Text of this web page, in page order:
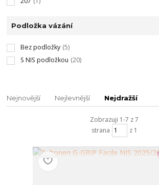
Podložka vázání
Bez podložky (5)
S NIS podložkou (20)
Nejnovější Nejlevnější Nejdražší
Zobrazuji 1-7 z 7
strana
z 1